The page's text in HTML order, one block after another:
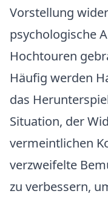
Vorstellung
psychologische
Hochtouren
Häufig werden
das
Situation, der
vermeintlichen
verzweifelte
zu verbessern,